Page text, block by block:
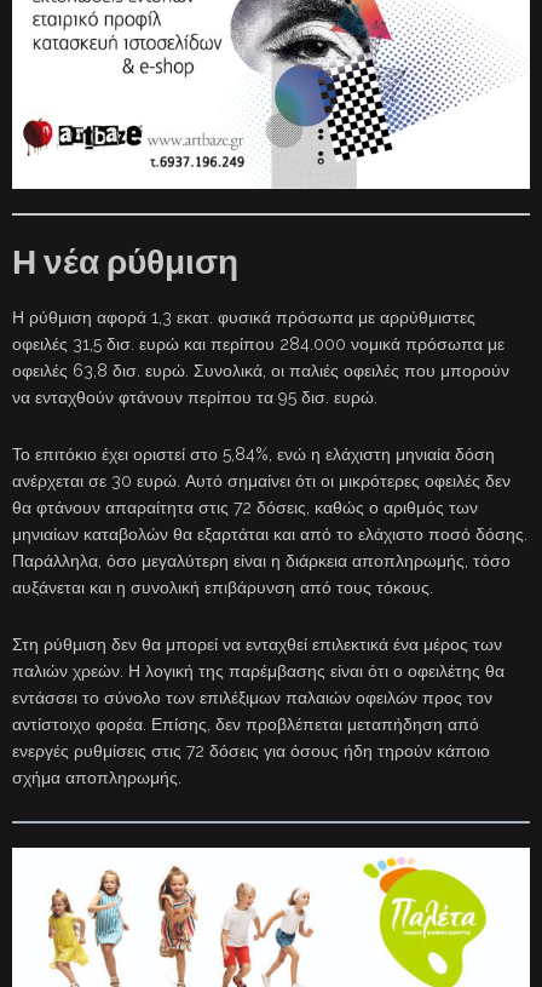
Η νέα ρύθμιση
Η ρύθμιση αφορά 1,3 εκατ. φυσικά πρόσωπα με αρρύθμιστες
οφειλές 31,5 δισ. ευρώ και περίπου 284.000 νομικά πρόσωπα με
οφειλές 63,8 δισ. ευρώ. Συνολικά, οι παλιές οφειλές που μπορούν
να ενταχθούν φτάνουν περίπου τα 95 δισ. ευρώ.
Το επιτόκιο έχει οριστεί στο 5,84%, ενώ η ελάχιστη μηνιαία δόση
ανέρχεται σε 30 ευρώ. Αυτό σημαίνει ότι οι μικρότερες οφειλές δεν
θα φτάνουν απαραίτητα στις 72 δόσεις, καθώς ο αριθμός των
μηνιαίων καταβολών θα εξαρτάται και από το ελάχιστο ποσό δόσης.
Παράλληλα, όσο μεγαλύτερη είναι η διάρκεια αποπληρωμής, τόσο
αυξάνεται και η συνολική επιβάρυνση από τους τόκους.
Στη ρύθμιση δεν θα μπορεί να ενταχθεί επιλεκτικά ένα μέρος των
παλιών χρεών. Η λογική της παρέμβασης είναι ότι ο οφειλέτης θα
εντάσσει το σύνολο των επιλέξιμων παλαιών οφειλών προς τον
αντίστοιχο φορέα. Επίσης, δεν προβλέπεται μεταπήδηση από
ενεργές ρυθμίσεις στις 72 δόσεις για όσους ήδη τηρούν κάποιο
σχήμα αποπληρωμής.